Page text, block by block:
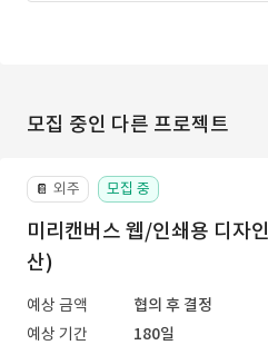
모집 중인 다른 프로젝트
📔 외주 모집 중
미리캔버스 웹/인쇄용 디자
산)
예상 금액
협의 후 결정
예상 기간
180일